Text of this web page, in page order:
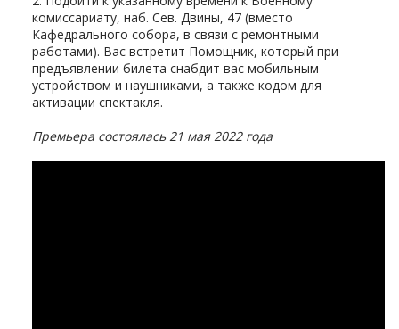
комиссариату, наб. Сев. Двины, 47 (вместо
Кафедрального собора, в связи с ремонтными
работами). Вас встретит Помощник, который при
предъявлении билета снабдит вас мобильным
устройством и наушниками, а также кодом для
активации спектакля.
Премьера состоялась 21 мая 2022 года